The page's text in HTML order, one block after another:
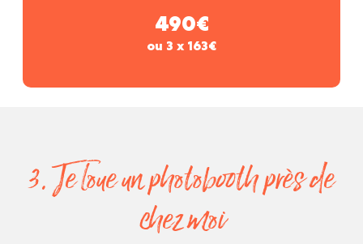
490€
ou 3 x 163€
3. Je loue un photobooth près de
chez moi